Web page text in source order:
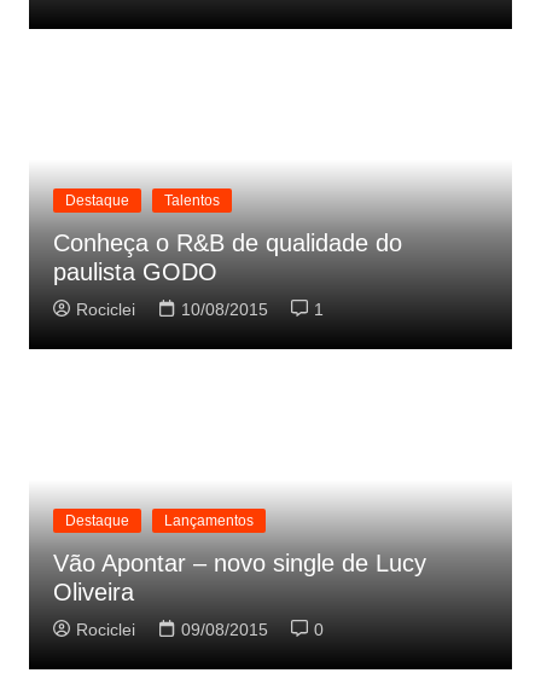
Destaque Talentos
Conheça o R&B de qualidade do
paulista GODO
Rociclei 10/08/2015 1
Destaque Lançamentos
Vão Apontar – novo single de Lucy
Oliveira
Rociclei 09/08/2015 0